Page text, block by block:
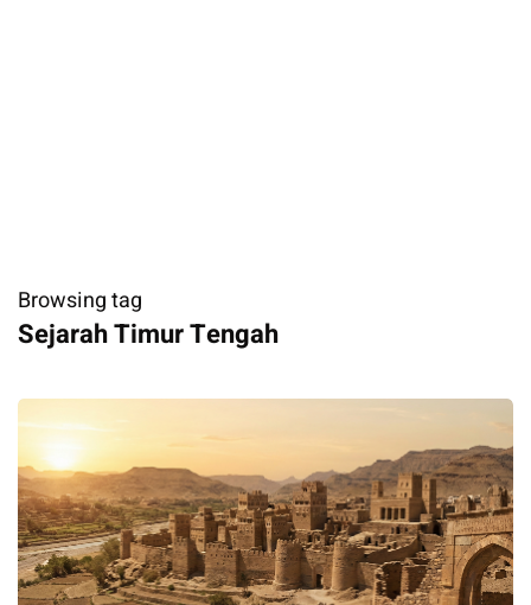
Browsing tag
Sejarah Timur Tengah